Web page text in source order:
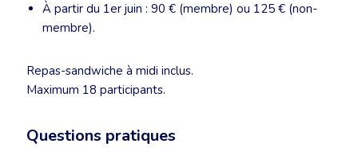
À partir du 1er juin : 90 € (membre) ou 125 € (non-
membre).
Repas-sandwiche à midi inclus.
Maximum 18 participants.
Questions pratiques